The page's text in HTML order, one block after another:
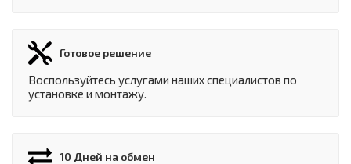
Готовое решение
Воспользуйтесь услугами наших специалистов по
установке и монтажу.
10 Дней на обмен